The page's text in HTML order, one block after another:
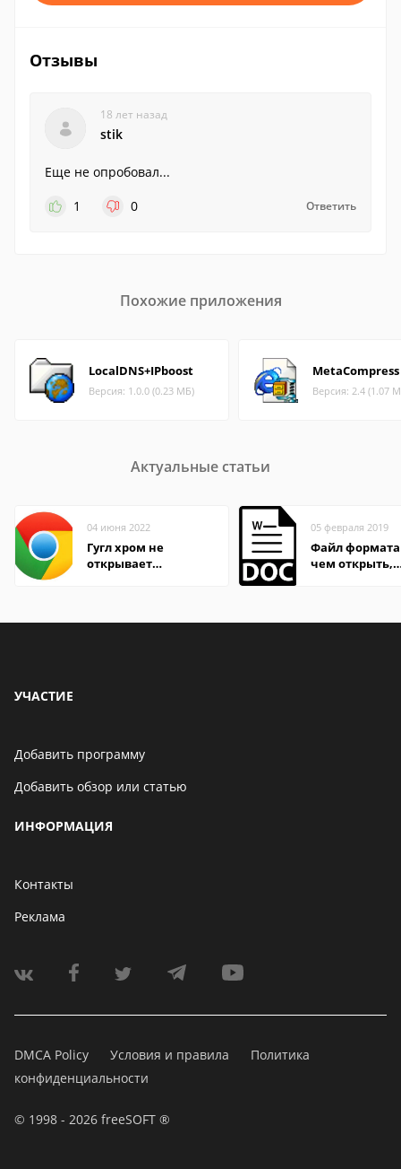
Отзывы
18 лет назад
stik
Еще не опробовал...
1
0 Ответить
Похожие приложения
LocalDNS+IPboost
Версия: 1.0.0 (0.23 МБ)
MetaCompress
Версия: 2.4 (1.07
Актуальные статьи
04 июня 2022
Гугл хром не
открывает
05 февраля 2019
Файл формата
чем открыть,
УЧАСТИЕ
Добавить программу
Добавить обзор или статью
ИНФОРМАЦИЯ
Контакты
Реклама
DMCA Policy Условия и правила
Политика
конфиденциальности
© 1998 - 2026 freeSOFT ®